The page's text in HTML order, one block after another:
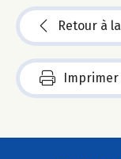
Retour à